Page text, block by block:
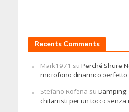
Recents Comments
Mark1971 su Perché Shure
microfono dinamico perfetto
Stefano Rofena su
chitarristi per un tocco senza